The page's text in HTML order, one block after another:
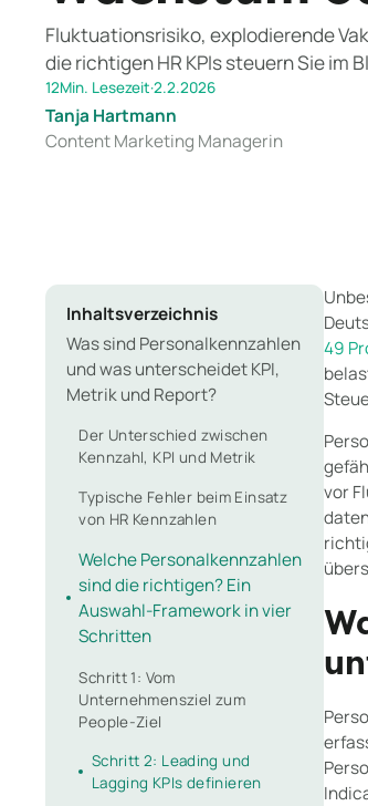
Fluktuationsrisiko, explodierende
die richtigen HR KPIs steuern Sie im
12Min. Lesezeit·2.2.2026
Tanja Hartmann
Content Marketing Managerin
Inhaltsverzeichnis
Was sind Personalkennzahlen
und was unterscheidet KPI,
Metrik und Report?
Der Unterschied zwischen
Kennzahl, KPI und Metrik
Typische Fehler beim Einsatz
von HR Kennzahlen
Welche Personalkennzahlen
sind die richtigen? Ein
Auswahl-Framework in vier
Schritten
Schritt 1: Vom
Unternehmensziel zum
People-Ziel
Schritt 2: Leading und
Lagging KPIs definieren
49
vor